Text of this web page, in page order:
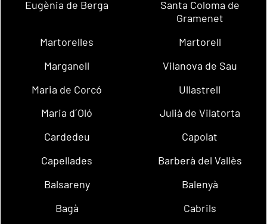
Eugènia de Berga
Santa Coloma de
Gramenet
Martorelles
Martorell
Marganell
Vilanova de Sau
Maria de Corcó
Ullastrell
Maria d´Oló
Julià de Vilatorta
Cardedeu
Capolat
Capellades
Barberà del Vallès
Balsareny
Balenyà
Bagà
Cabrils